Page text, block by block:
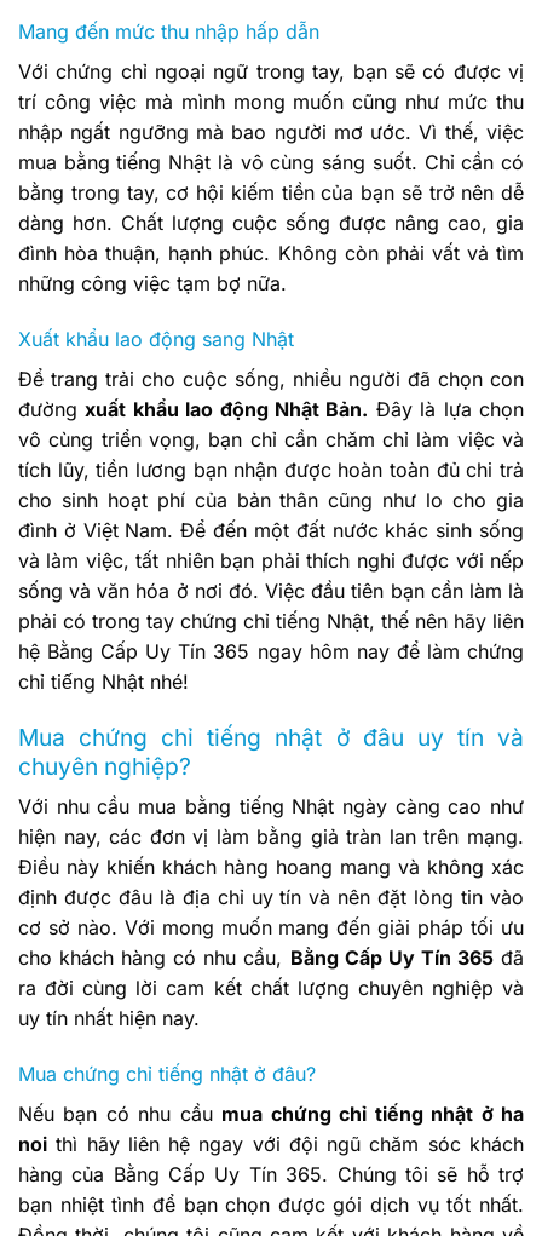
Mang đến mức thu nhập hấp dẫn
Với chứng chỉ ngoại ngữ trong tay, bạn sẽ có được vị
trí công việc mà mình mong muốn cũng như mức thu
nhập ngất ngưỡng mà bao người mơ ước. Vì thế, việc
mua bằng tiếng Nhật là vô cùng sáng suốt. Chỉ cần có
bằng trong tay, cơ hội kiếm tiền của bạn sẽ trở nên dễ
dàng hơn. Chất lượng cuộc sống được nâng cao, gia
đình hòa thuận, hạnh phúc. Không còn phải vất vả tìm
những công việc tạm bợ nữa.
Xuất khẩu lao động sang Nhật
Để trang trải cho cuộc sống, nhiều người đã chọn con
đườngxuất khẩu lao động Nhật Bản. Đây là lựa chọn
vô cùng triển vọng, bạn chỉ cần chăm chỉ làm việc và
tích lũy, tiền lương bạn nhận được hoàn toàn đủ chi trả
cho sinh hoạt phí của bản thân cũng như lo cho gia
đình ở Việt Nam. Để đến một đất nước khác sinh sống
và làm việc, tất nhiên bạn phải thích nghi được với nếp
sống và văn hóa ở nơi đó. Việc đầu tiên bạn cần làm là
phải có trong tay chứng chỉ tiếng Nhật, thế nên hãy liên
hệ Bằng Cấp Uy Tín 365 ngay hôm nay để làm chứng
chỉ tiếng Nhật nhé!
Mua chứng chỉ tiếng nhật ở đâu uy tín và
chuyên nghiệp?
Với nhu cầu mua bằng tiếng Nhật ngày càng cao như
hiện nay, các đơn vị làm bằng giả tràn lan trên mạng.
Điều này khiến khách hàng hoang mang và không xác
định được đâu là địa chỉ uy tín và nên đặt lòng tin vào
cơ sở nào. Với mong muốn mang đến giải pháp tối ưu
cho khách hàng có nhu cầu, Bằng Cấp Uy Tín 365đã
ra đời cùng lời cam kết chất lượng chuyên nghiệp và
uy tín nhất hiện nay.
Mua chứng chỉ tiếng nhật ở đâu?
Nếu bạn có nhu cầu mua chứng chỉ tiếng nhật ở ha
noi thì hãy liên hệ ngay với đội ngũ chăm sóc khách
hàng của Bằng Cấp Uy Tín 365. Chúng tôi sẽ hỗ trợ
bạn nhiệt tình để bạn chọn được gói dịch vụ tốt nhất.